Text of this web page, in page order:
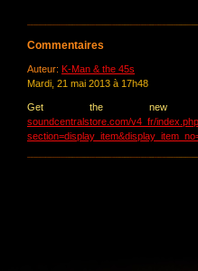
Commentaires
Auteur: K-Man & the 45s
Mardi, 21 mai 2013 à 17h48
Get the new
soundcentralstore.com/v4_fr/